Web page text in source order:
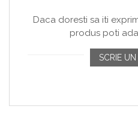
Daca doresti sa iti
produs poti
SCRIE